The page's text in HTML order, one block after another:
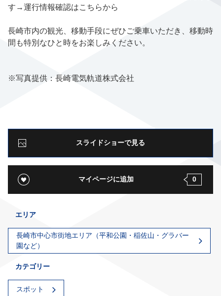
す→運行情報確認はこちらから
長崎市内の観光、移動手段にぜひご乗車いただき、移動時
間も特別なひと時をお楽しみください。
※写真提供： 長崎電気軌道株式会社
スライドショーで見る
マイページに追加 0
エリア
長崎市中心市街地エリア（平和公園・稲佐山・グラバー
園など）
カテゴリー
スポット